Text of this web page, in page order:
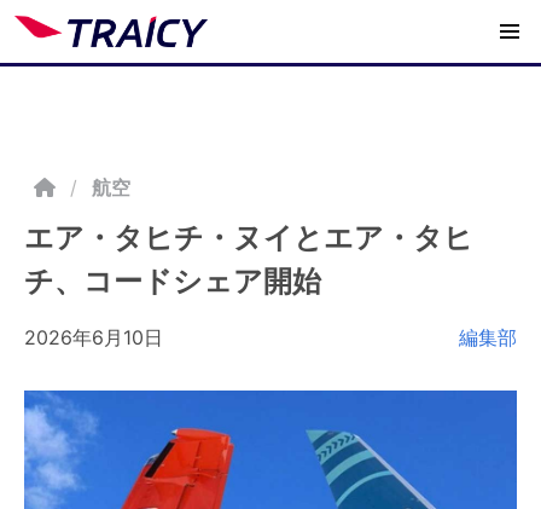
/ 航空
エア・タヒチ・ヌイとエア・タヒ
チ、コードシェア開始
2026年6月10日 編集部